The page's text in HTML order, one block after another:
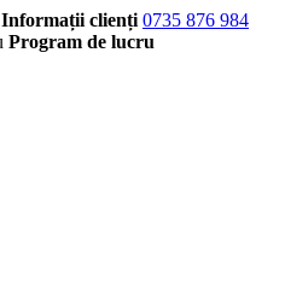
Informații clienți 0735 876 984
Program de lucru